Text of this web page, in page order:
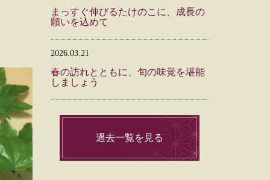
まっすぐ伸びるたけのこに、成長の
願いを込めて
2026.03.21
春の訪れとともに、旬の味覚を堪能
しましょう
過去一覧を見る